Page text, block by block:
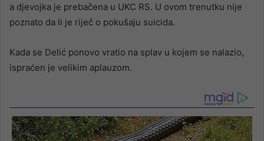
a djevojka je prebačena u UKC RS. U ovom trenutku nije
poznato da li je riječ o pokušaju suicida.
Kada se Delić ponovo vratio na splav u kojem se nalazio,
ispraćen je velikim aplauzom.